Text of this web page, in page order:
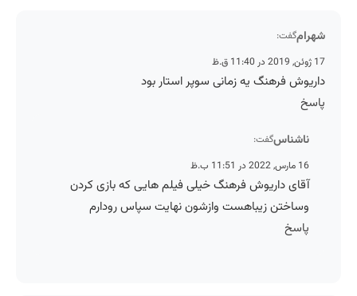
شهرامگفت:
17 ژوئن, 2019 در 11:40 ق.ظ
داریوش فرهنگ یه زمانی سوپر استار بود
پاسخ
ناشناسگفت:
16 مارس, 2022 در 11:51 ب.ظ
آقای داریوش فرهنگ خیلی فیلم هایی که بازی کردن
وساختن زیباهست وازشون نهایت سپاس رودارم
پاسخ